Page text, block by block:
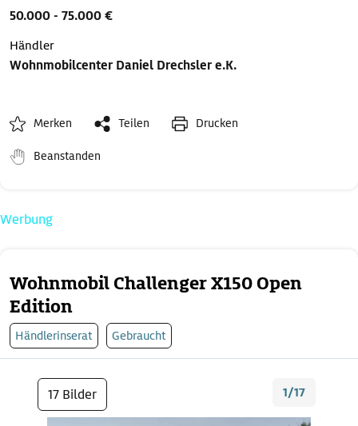
Wohnmobil Challenger X150 Open
Edition
Händlerinserat Gebraucht
17 Bilder 1/17
50.000 - 75.000 €
Händler
Wohnmobilcenter Daniel Drechsler e.K.
Merken Teilen Drucken
Beanstanden
Werbung